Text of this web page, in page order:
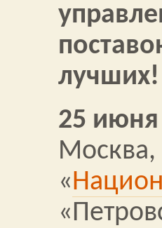
лучших!
25 июня
Москва,
«